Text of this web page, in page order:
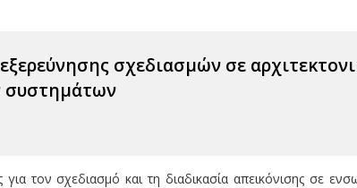
σχεδιασμών σε
συστημάτων
τον σχεδιασμό και τη διαδικασία απεικόνισης σε